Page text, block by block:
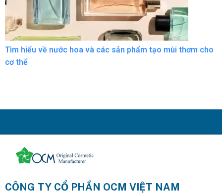
Tìm hiểu về nước hoa và các sản phẩm tạo mùi thơm cho
cơ thể
CÔNG TY CỔ PHẦN OCM VIỆT NAM